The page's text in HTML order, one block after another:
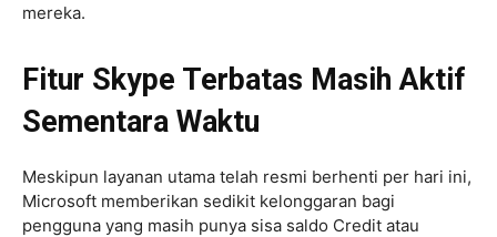
mereka.
Fitur Skype Terbatas Masih Aktif
Sementara Waktu
Meskipun layanan utama telah resmi berhenti per hari ini,
Microsoft memberikan sedikit kelonggaran bagi
pengguna yang masih punya sisa saldo Credit atau